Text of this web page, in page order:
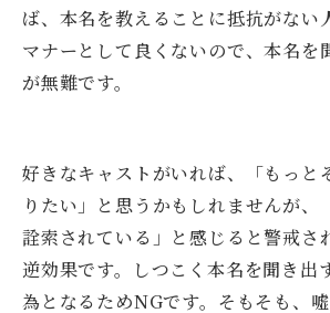
ば、本名を教えることに抵抗がない
マナーとして良くないので、本名を
が無難です。
好きなキャストがいれば、「もっと
りたい」と思うかもしれませんが、
詮索されている」と感じると警戒さ
逆効果です。しつこく本名を聞き出
為となるためNGです。そもそも、